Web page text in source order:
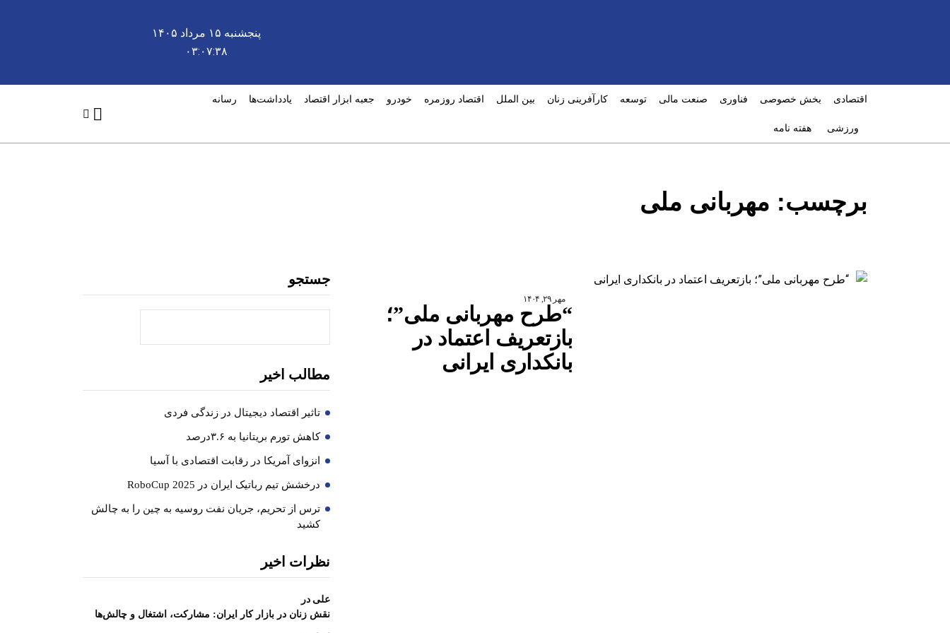
پنجشنبه ۱۵ مرداد ۱۴۰۵
۰۳:۰۷:۳۸
اقتصادی بخش خصوصی فناوری صنعت مالی توسعه کارآفرینی زنان بین الملل اقتصاد روزمره خودرو جعبه ابزار اقتصاد یادداشت‌ها رسانه
ورزشی هفته نامه
برچسب: مهربانی ملی
مهر ۲۹, ۱۴۰۴
“طرح مهربانی ملی”؛
بازتعریف اعتماد در
بانکداری ایرانی
جستجو
مطالب اخیر
تاثیر اقتصاد دیجیتال در زندگی فردی
کاهش تورم بریتانیا به ۳.۶درصد
انزوای آمریکا در رقابت اقتصادی با آسیا
درخشش تیم رباتیک ایران در RoboCup 2025
ترس از تحریم، جریان نفت روسیه به چین را به چالش
کشید
نظرات اخیر
علی در
نقش زنان در بازار کار ایران: مشارکت، اشتغال و چالش‌ها